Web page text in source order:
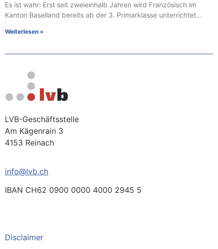
Es ist wahr: Erst seit zweieinhalb Jahren wird Französisch im
Kanton Baselland bereits ab der 3. Primarklasse unterrichtet…
Weiterlesen »
LVB-Geschäftsstelle
Am Kägenrain 3
4153 Reinach
info@lvb.ch
IBAN CH62 0900 0000 4000 2945 5
Disclaimer